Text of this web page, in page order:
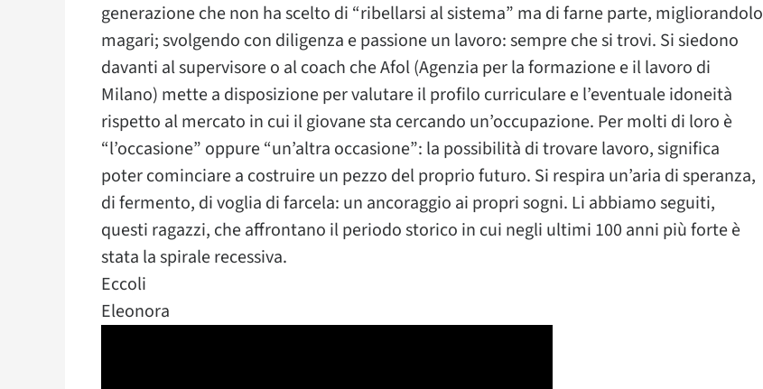
generazione che non ha scelto di “ribellarsi al sistema” ma di farne parte, migliorandolo
magari; svolgendo con diligenza e passione un lavoro: sempre che si trovi. Si siedono
davanti al supervisore o al coach che Afol (Agenzia per la formazione e il lavoro di
Milano) mette a disposizione per valutare il profilo curriculare e l’eventuale idoneità
rispetto al mercato in cui il giovane sta cercando un’occupazione. Per molti di loro è
“l’occasione” oppure “un’altra occasione”: la possibilità di trovare lavoro, significa
poter cominciare a costruire un pezzo del proprio futuro. Si respira un’aria di speranza,
di fermento, di voglia di farcela: un ancoraggio ai propri sogni. Li abbiamo seguiti,
questi ragazzi, che affrontano il periodo storico in cui negli ultimi 100 anni più forte è
stata la spirale recessiva.
Eccoli
Eleonora